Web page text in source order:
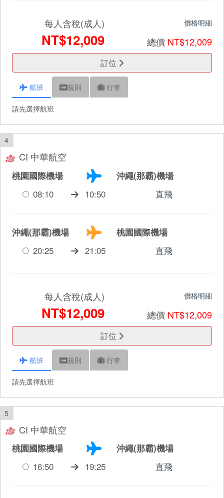
每人含稅(成人)
NT$12,009
價格明細
總價 NT$12,009
訂位
航班 規則 行李
請先選擇航班
4
CI 中華航空
桃園國際機場
沖繩(那霸)機場
08:10
10:50 直飛
沖繩(那霸)機場
桃園國際機場
20:25
21:05 直飛
每人含稅(成人)
NT$12,009
價格明細
總價 NT$12,009
訂位
航班 規則 行李
請先選擇航班
5
CI 中華航空
桃園國際機場
沖繩(那霸)機場
16:50
19:25 直飛